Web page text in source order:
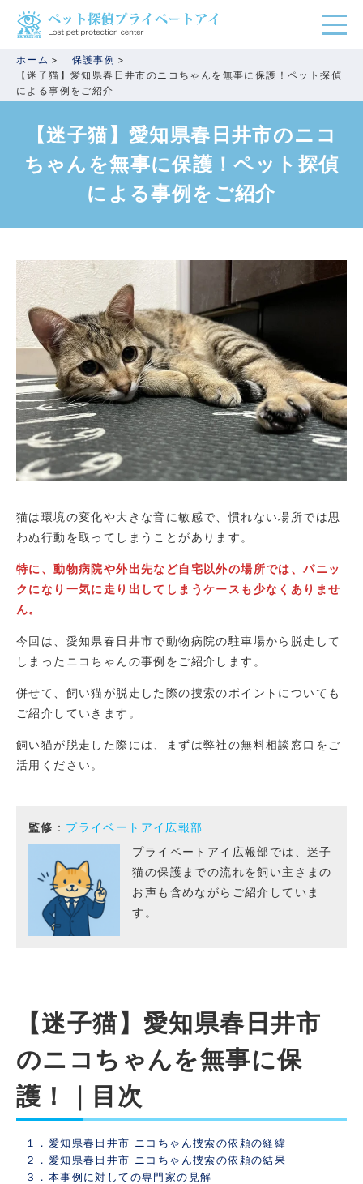
ホーム
保護事例
【迷子猫】愛知県春日井市のニコちゃんを無事に保護！ペット探偵
による事例をご紹介
【迷子猫】愛知県春日井市のニコ
ちゃんを無事に保護！ペット探偵
による事例をご紹介
猫は環境の変化や大きな音に敏感で、慣れない場所では思
わぬ行動を取ってしまうことがあります。
特に、動物病院や外出先など自宅以外の場所では、パニッ
クになり一気に走り出してしまうケースも少なくありませ
ん。
今回は、愛知県春日井市で動物病院の駐車場から脱走して
しまったニコちゃんの事例をご紹介します。
併せて、飼い猫が脱走した際の捜索のポイントについても
ご紹介していきます。
飼い猫が脱走した際には、まずは弊社の無料相談窓口をご
活用ください。
監修 ： プライベートアイ広報部
プライベートアイ広報部では、迷子
猫の保護までの流れを飼い主さまの
お声も含めながらご紹介していま
す。
【迷子猫】愛知県春日井市
のニコちゃんを無事に保
護！｜目次
１．愛知県春日井市 ニコちゃん捜索の依頼の経緯
２．愛知県春日井市 ニコちゃん捜索の依頼の結果
３．本事例に対しての専門家の見解